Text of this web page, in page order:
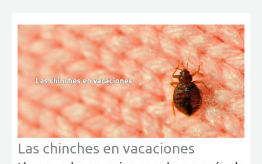
Las chinches en vacaciones